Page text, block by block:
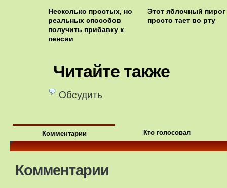
Несколько простых, но
реальных способов
получить прибавку к
пенсии
Этот яблочный пирог
просто тает во рту
Читайте также
Обсудить
Комментарии Кто голосовал
Комментарии